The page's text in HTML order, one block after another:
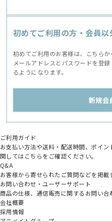
初めてご利用の方・会員以
初めてご利用のお客様は、こちらか
メールアドレスとパスワードを登
るようになります。
ご利用ガイド
お支払い方法や送料・配送時間、ポイ
関してはこちらをご確認ください。
Q&A
お客様から寄せられたご質問などを掲載
お問い合わせ・ユーザーサポート
商品の仕様、通信販売に関するお問い合
会社概要
採用情報